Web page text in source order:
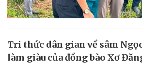
Tri thức dân gian về sâm
làm giàu của đồng bào Xơ